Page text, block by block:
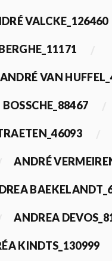
VALCKE_126460
ANDRÉ VAN
ANDRÉ
ANDREA
KINDTS_130999